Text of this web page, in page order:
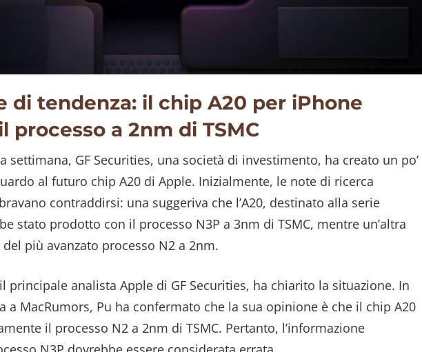
di tendenza: il chip A20 per iPhone
processo a 2nm di TSMC
settimana, GF Securities, una società di investimento, ha creato un po’
al futuro chip A20 di Apple. Inizialmente, le note di ricerca
contraddirsi: una suggeriva che l’A20, destinato alla serie
stato prodotto con il processo N3P a 3nm di TSMC, mentre un’altra
del più avanzato processo N2 a 2nm.
principale analista Apple di GF Securities, ha chiarito la situazione. In
a MacRumors, Pu ha confermato che la sua opinione è che il chip A20
il processo N2 a 2nm di TSMC. Pertanto, l’informazione